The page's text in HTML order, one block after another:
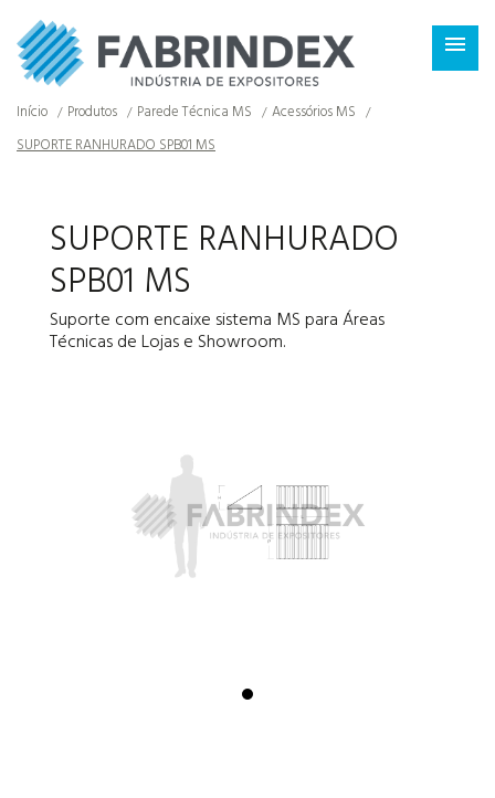

×
Início Produtos Parede Técnica MS
Acessórios MS
SUPORTE RANHURADO SPB01 MS
SUPORTE RANHURADO
SPB01 MS
Suporte com encaixe sistema MS para Áreas
Técnicas de Lojas e Showroom.